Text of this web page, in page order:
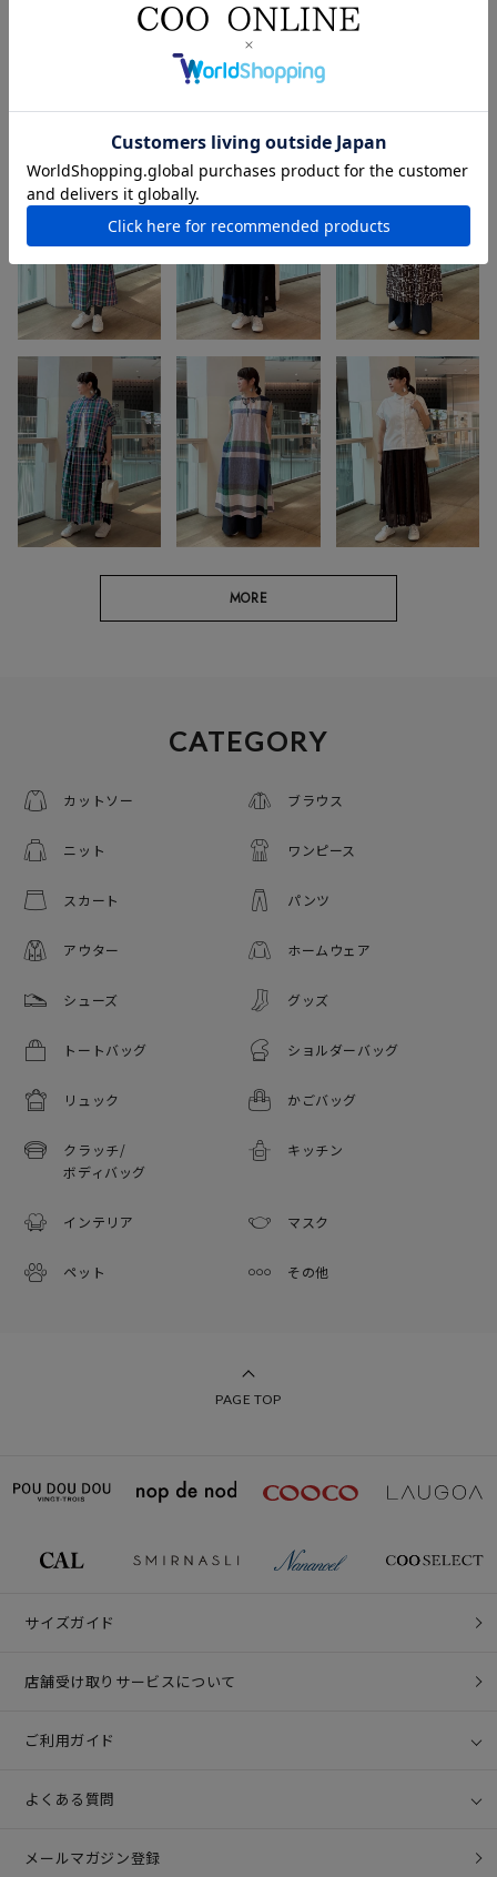
nop de nod 秋冬 カーキ
スタッフのその他のコーディネート
MORE
CATEGORY
カットソー ブラウス
ニット ワンピース
スカート パンツ
アウター ホームウェア
シューズ グッズ
トートバッグ ショルダーバッグ
リュック かごバッグ
クラッチ/
ボディバッグ
キッチン
インテリア マスク
ペット その他
PAGE TOP
サイズガイド
店舗受け取りサービスについて
ご利用ガイド
よくある質問
メールマガジン登録